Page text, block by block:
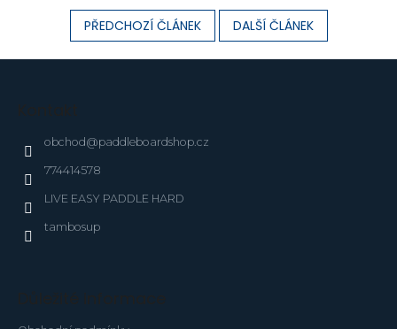
PŘEDCHOZÍ ČLÁNEK DALŠÍ ČLÁNEK
obchod@paddleboardshop.cz
774414578
LIVE EASY PADDLE HARD
tambosup